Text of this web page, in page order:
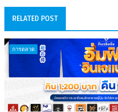
RELATED POST
การตลาด